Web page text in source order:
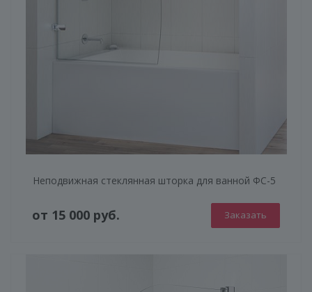
Неподвижная стеклянная шторка для ванной ФС-5
от 15 000 руб. Заказать